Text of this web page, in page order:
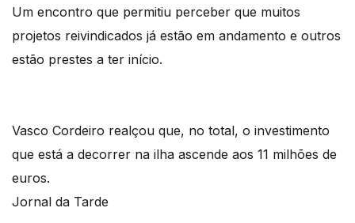
Um encontro que permitiu perceber que muitos
projetos reivindicados já estão em andamento e outros
estão prestes a ter início.
Vasco Cordeiro realçou que, no total, o investimento
que está a decorrer na ilha ascende aos 11 milhões de
euros.
Jornal da Tarde